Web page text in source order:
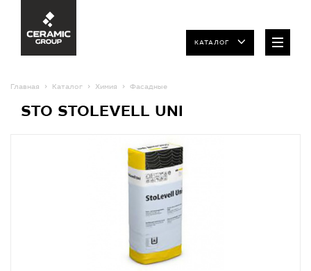
КАТАЛОГ
Главная Каталог Химия Фасадные
STO STOLEVELL UNI